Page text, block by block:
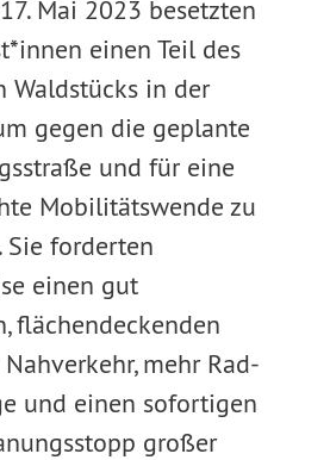
Mai 2023 besetzten
einen Teil des
Waldstücks in der
gegen die geplante
und für eine
Mobilitätswende zu
Sie forderten
einen gut
flächendeckenden
mehr Rad-
und einen sofortigen
großer